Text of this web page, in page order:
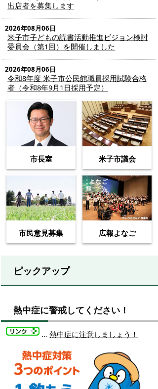
出店者を募集します
2026年08月06日
米子市子どもの読書活動推進ビジョン検討
委員会（第1回）を開催しました
2026年08月06日
令和8年度 米子市公民館職員採用試験合格
者（令和8年9月1日採用予定）
市長室 米子市議会
市民意見募集 広報よなご
ピックアップ
熱中症に警戒してください！
… 熱中症に注意しましょう！